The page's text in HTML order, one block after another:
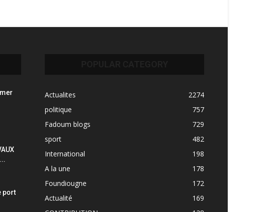
port
Actualites
2274
politique
757
Fadoum blogs
729
sport
482
International
198
A la une
178
Foundiougne
172
Actualité
169